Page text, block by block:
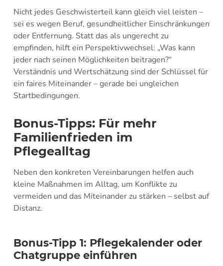
Nicht jedes Geschwisterteil kann gleich viel leisten –
sei es wegen Beruf, gesundheitlicher Einschränkungen
oder Entfernung. Statt das als ungerecht zu
empfinden, hilft ein Perspektivwechsel: „Was kann
jeder nach seinen Möglichkeiten beitragen?“
Verständnis und Wertschätzung sind der Schlüssel für
ein faires Miteinander – gerade bei ungleichen
Startbedingungen.
Bonus-Tipps: Für mehr
Familienfrieden im
Pflegealltag
Neben den konkreten Vereinbarungen helfen auch
kleine Maßnahmen im Alltag, um Konflikte zu
vermeiden und das Miteinander zu stärken – selbst auf
Distanz.
Bonus-Tipp 1: Pflegekalender oder
Chatgruppe einführen